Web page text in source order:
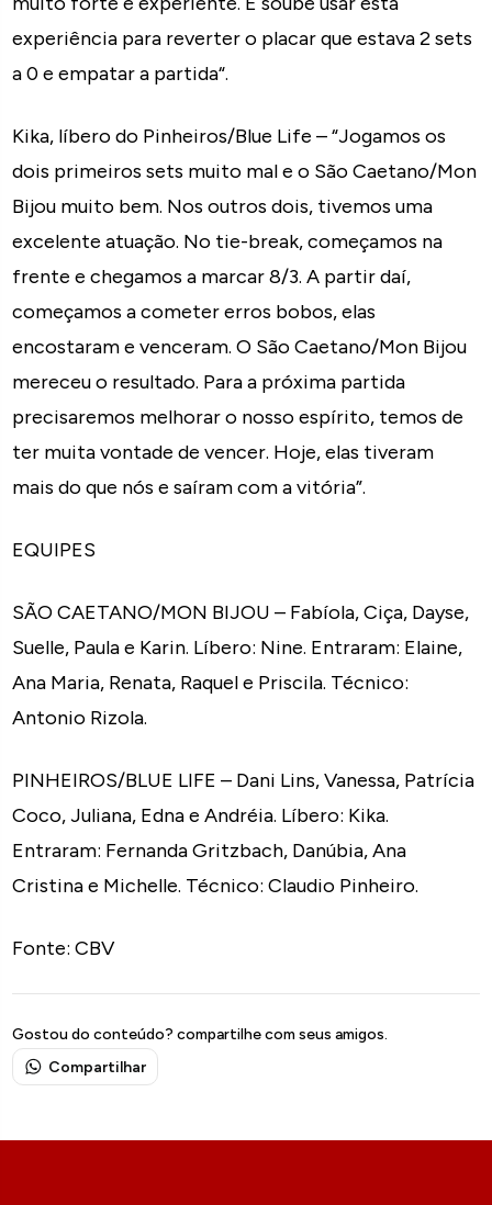
experiência para reverter o placar que estava 2 sets
a 0 e empatar a partida“.
Kika, líbero do Pinheiros/Blue Life – “Jogamos os
dois primeiros sets muito mal e o São Caetano/Mon
Bijou muito bem. Nos outros dois, tivemos uma
excelente atuação. No tie-break, começamos na
frente e chegamos a marcar 8/3. A partir daí,
começamos a cometer erros bobos, elas
encostaram e venceram. O São Caetano/Mon Bijou
mereceu o resultado. Para a próxima partida
precisaremos melhorar o nosso espírito, temos de
ter muita vontade de vencer. Hoje, elas tiveram
mais do que nós e saíram com a vitória”.
EQUIPES
SÃO CAETANO/MON BIJOU – Fabíola, Ciça, Dayse,
Suelle, Paula e Karin. Líbero: Nine. Entraram: Elaine,
Ana Maria, Renata, Raquel e Priscila. Técnico:
Antonio Rizola.
PINHEIROS/BLUE LIFE – Dani Lins, Vanessa, Patrícia
Coco, Juliana, Edna e Andréia. Líbero: Kika.
Entraram: Fernanda Gritzbach, Danúbia, Ana
Cristina e Michelle. Técnico: Claudio Pinheiro.
Fonte: CBV
Gostou do conteúdo? compartilhe com seus amigos.
Compartilhar